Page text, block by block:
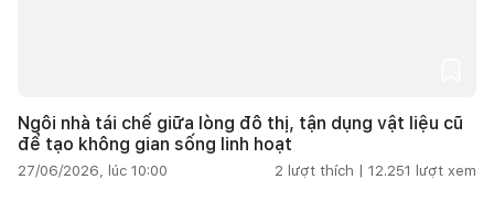
Ngôi nhà tái chế giữa lòng đô thị, tận dụng vật liệu cũ
để tạo không gian sống linh hoạt
27/06/2026, lúc 10:00 2 lượt thích | 12.251 lượt xem